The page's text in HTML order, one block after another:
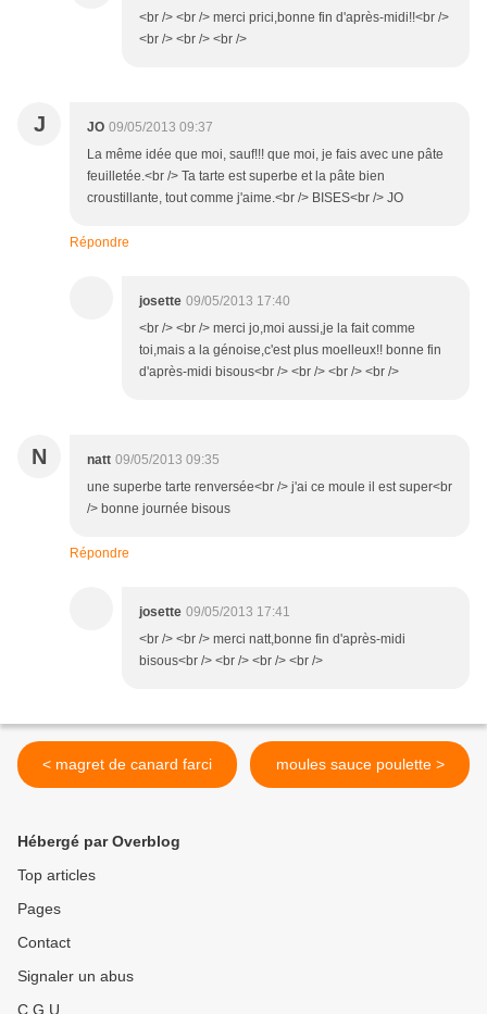
<br /> <br /> merci prici,bonne fin d'après-midi!!<br />
<br /> <br /> <br />
J JO 09/05/2013 09:37
La même idée que moi, sauf!!! que moi, je fais avec une pâte
feuilletée.<br /> Ta tarte est superbe et la pâte bien
croustillante, tout comme j'aime.<br /> BISES<br /> JO
Répondre
josette 09/05/2013 17:40
<br /> <br /> merci jo,moi aussi,je la fait comme
toi,mais a la génoise,c'est plus moelleux!! bonne fin
d'après-midi bisous<br /> <br /> <br /> <br />
N natt 09/05/2013 09:35
une superbe tarte renversée<br /> j'ai ce moule il est super<br
/> bonne journée bisous
Répondre
josette 09/05/2013 17:41
<br /> <br /> merci natt,bonne fin d'après-midi
bisous<br /> <br /> <br /> <br />
< magret de canard farci moules sauce poulette >
Hébergé par Overblog
Top articles
Pages
Contact
Signaler un abus
C.G.U.